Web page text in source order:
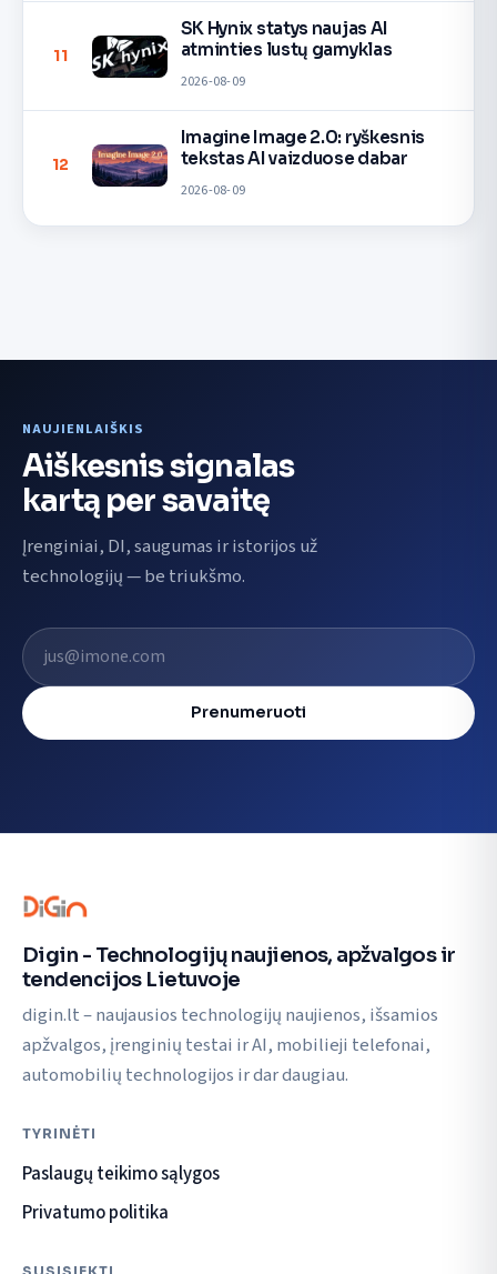
11
SK Hynix statys naujas AI
atminties lustų gamyklas
2026-08-09
12
Imagine Image 2.0: ryškesnis
tekstas AI vaizduose dabar
2026-08-09
NAUJIENLAIŠKIS
Aiškesnis signalas
kartą per savaitę
Įrenginiai, DI, saugumas ir istorijos už
technologijų — be triukšmo.
El. pašto adresas
Prenumeruoti
Digin - Technologijų naujienos, apžvalgos ir
tendencijos Lietuvoje
digin.lt – naujausios technologijų naujienos, išsamios
apžvalgos, įrenginių testai ir AI, mobilieji telefonai,
automobilių technologijos ir dar daugiau.
TYRINĖTI
Paslaugų teikimo sąlygos
Privatumo politika